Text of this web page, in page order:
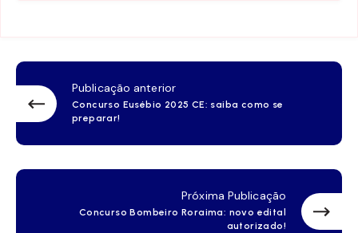
Publicação anterior
Concurso Eusébio 2025 CE: saiba como se
preparar!
Próxima Publicação
Concurso Bombeiro Roraima: novo edital
autorizado!